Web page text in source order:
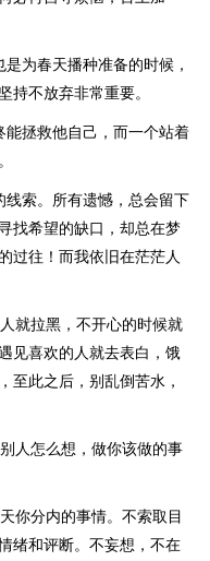
为春天播种准备的时候，
持不放弃非常重要。
拯救他自己，而一个站着
索。所有遗憾，总会留下
找希望的缺口，却总在梦
过往！而我依旧在茫茫人
就拉黑，不开心的时候就
见喜欢的人就去表白，饿
至此之后，别乱倒苦水，
人怎么想，做你该做的事
你分内的事情。不索取目
绪和评断。不妄想，不在